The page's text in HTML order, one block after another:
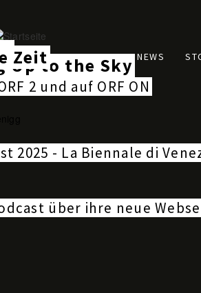
Main
navigation
FILMS NEWS
2025 - La Biennale di
Up to the Sky
Zeit
2 und auf ORF ON
über ihre neue